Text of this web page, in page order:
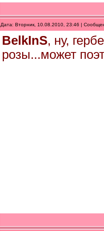
Дата: Вторник, 10.08.2010, 23:46 |
BelkInS, ну,
розы...может